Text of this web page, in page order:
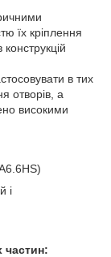
їх кріплення
в тих
отворів, а
високими
і
частин: